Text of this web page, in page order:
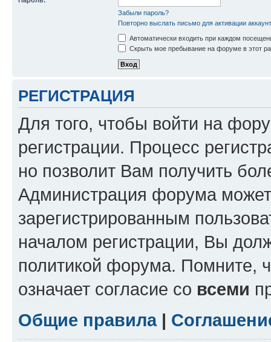
Забыли пароль?
Повторно выслать письмо для активации
Автоматически входить при каждом
Скрыть мое пребывание на форуме в этот
РЕГИСТРАЦИЯ
Для того, чтобы войти на
регистрации. Процесс
но позволит Вам получить
Администрация форума может
зарегистрированным
началом регистрации, Вы
политикой форума. Помните,
означает согласие со всеми
Общие правила|